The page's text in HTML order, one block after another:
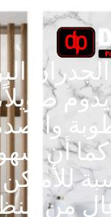
يدوم
أن
من